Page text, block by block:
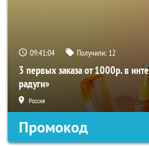
09:41:04 Получили: 12
3 первых заказа от 1000р. в
радуги»
Россия
Промокод